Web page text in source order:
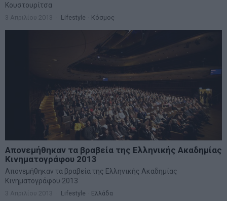
Κουστουρίτσα
3 Απριλίου 2013 Lifestyle Κόσμος
Απονεμήθηκαν τα βραβεία της Ελληνικής Ακαδημίας
Κινηματογράφου 2013
Απονεμήθηκαν τα βραβεία της Ελληνικής Ακαδημίας
Κινηματογράφου 2013
3 Απριλίου 2013 Lifestyle Ελλάδα